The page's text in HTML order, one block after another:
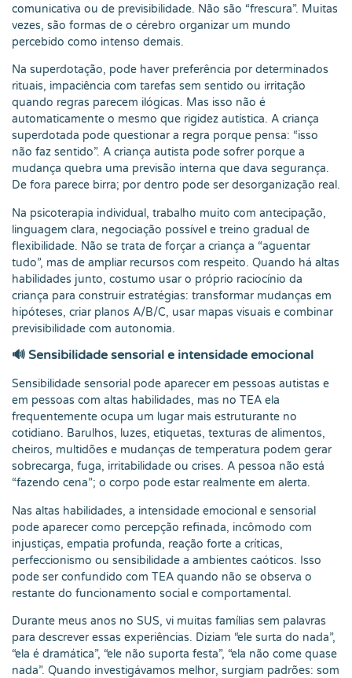
comunicativa ou de previsibilidade. Não são “frescura”. Muitas
vezes, são formas de o cérebro organizar um mundo
percebido como intenso demais.
Na superdotação, pode haver preferência por determinados
rituais, impaciência com tarefas sem sentido ou irritação
quando regras parecem ilógicas. Mas isso não é
automaticamente o mesmo que rigidez autística. A criança
superdotada pode questionar a regra porque pensa: “isso
não faz sentido”. A criança autista pode sofrer porque a
mudança quebra uma previsão interna que dava segurança.
De fora parece birra; por dentro pode ser desorganização real.
Na psicoterapia individual, trabalho muito com antecipação,
linguagem clara, negociação possível e treino gradual de
flexibilidade. Não se trata de forçar a criança a “aguentar
tudo”, mas de ampliar recursos com respeito. Quando há altas
habilidades junto, costumo usar o próprio raciocínio da
criança para construir estratégias: transformar mudanças em
hipóteses, criar planos A/B/C, usar mapas visuais e combinar
previsibilidade com autonomia.
🔊 Sensibilidade sensorial e intensidade emocional
Sensibilidade sensorial pode aparecer em pessoas autistas e
em pessoas com altas habilidades, mas no TEA ela
frequentemente ocupa um lugar mais estruturante no
cotidiano. Barulhos, luzes, etiquetas, texturas de alimentos,
cheiros, multidões e mudanças de temperatura podem gerar
sobrecarga, fuga, irritabilidade ou crises. A pessoa não está
“fazendo cena”; o corpo pode estar realmente em alerta.
Nas altas habilidades, a intensidade emocional e sensorial
pode aparecer como percepção refinada, incômodo com
injustiças, empatia profunda, reação forte a críticas,
perfeccionismo ou sensibilidade a ambientes caóticos. Isso
pode ser confundido com TEA quando não se observa o
restante do funcionamento social e comportamental.
Durante meus anos no SUS, vi muitas famílias sem palavras
para descrever essas experiências. Diziam “ele surta do nada”,
“ela é dramática”, “ele não suporta festa”, “ela não come quase
nada”. Quando investigávamos melhor, surgiam padrões: som